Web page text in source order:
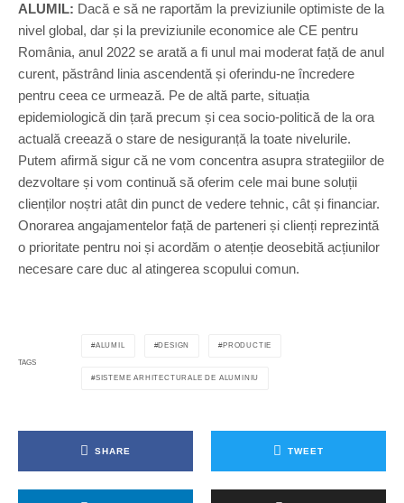
ALUMIL: Dacă e să ne raportăm la previziunile optimiste de la
nivel global, dar și la previziunile economice ale CE pentru
România, anul 2022 se arată a fi unul mai moderat față de anul
curent, păstrând linia ascendentă și oferindu-ne încredere
pentru ceea ce urmează. Pe de altă parte, situația
epidemiologică din țară precum și cea socio-politică de la ora
actuală creează o stare de nesiguranță la toate nivelurile.
Putem afirmă sigur că ne vom concentra asupra strategiilor de
dezvoltare și vom continuă să oferim cele mai bune soluții
clienților noștri atât din punct de vedere tehnic, cât și financiar.
Onorarea angajamentelor față de parteneri și clienți reprezintă
o prioritate pentru noi și acordăm o atenție deosebită acțiunilor
necesare care duc al atingerea scopului comun.
TAGS
ALUMIL DESIGN PRODUCTIE
SISTEME ARHITECTURALE DE ALUMINIU
SHARE TWEET